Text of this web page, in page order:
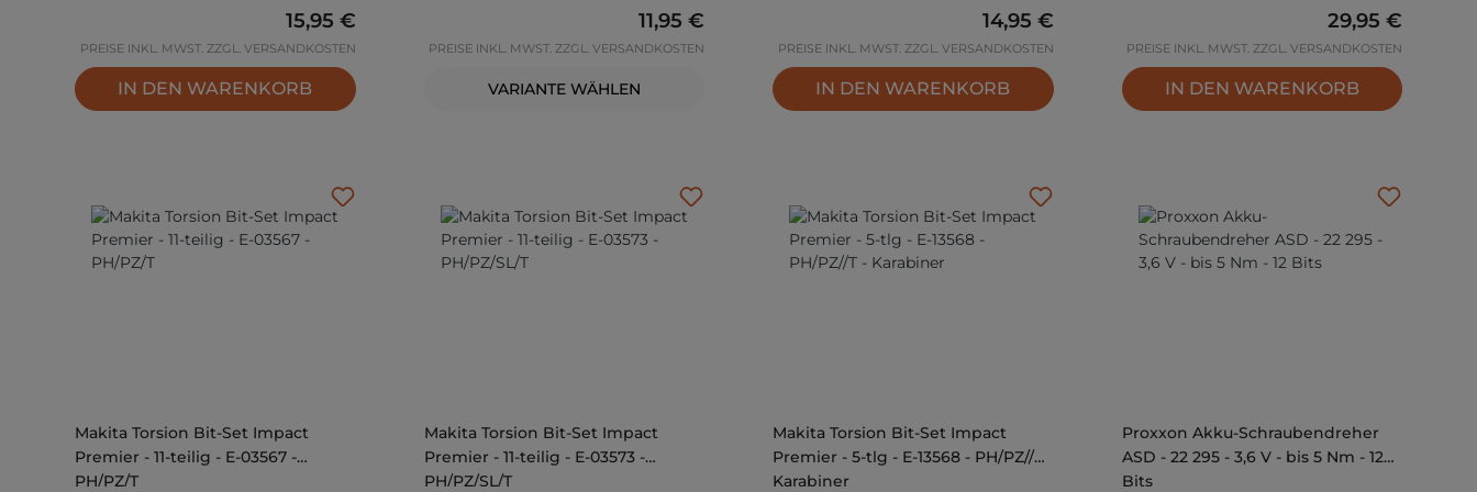
Regulärer Preis:
15,95 €
PREISE INKL. MWST. ZZGL. VERSANDKOSTEN
IN DEN WARENKORB
Regulärer Preis:
11,95 €
PREISE INKL. MWST. ZZGL. VERSANDKOSTEN
VARIANTE WÄHLEN
Regulärer Preis:
14,95 €
PREISE INKL. MWST. ZZGL. VERSANDKOSTEN
IN DEN WARENKORB
Regulärer
29,95 €
PREISE INKL. MWST. ZZGL. VERSANDKOSTEN
IN DEN WARENKORB
Makita Torsion Bit-Set Impact
Premier - 11-teilig - E-03567 -
PH/PZ/T
Makita Torsion Bit-Set Impact
Premier - 11-teilig - E-03573 -
PH/PZ/SL/T
Makita Torsion Bit-Set Impact
Premier - 5-tlg - E-13568 - PH/PZ//T -
Karabiner
Proxxon Akku-Schraubendreher
ASD - 22 295 - 3,6 V - bis 5 Nm - 12
Bits